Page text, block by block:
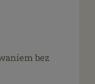
bez